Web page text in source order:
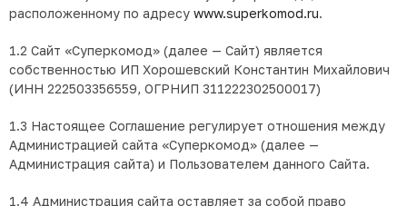
расположенному по адресу www.superkomod.ru.
1.2 Сайт «Суперкомод» (далее — Сайт) является
собственностью ИП Хорошевский Константин Михайлович
(ИНН 222503356559, ОГРНИП 311222302500017)
1.3 Настоящее Соглашение регулирует отношения между
Администрацией сайта «Суперкомод» (далее —
Администрация сайта) и Пользователем данного Сайта.
1.4 Администрация сайта оставляет за собой право